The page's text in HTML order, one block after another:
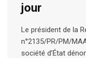
jour
Le président de la
n°2135/PR/PM/
société d’État